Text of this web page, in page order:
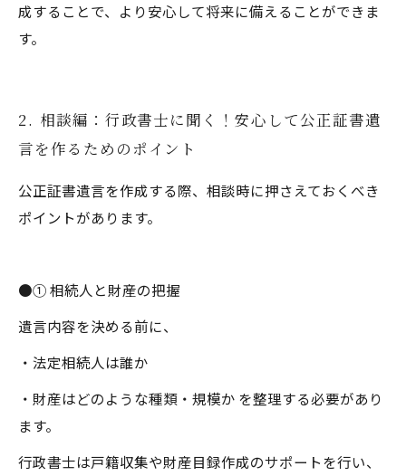
成することで、より安心して将来に備えることができま
す。
2. 相談編：行政書士に聞く！安心して公正証書遺
言を作るためのポイント
公正証書遺言を作成する際、相談時に押さえておくべき
ポイントがあります。
●① 相続人と財産の把握
遺言内容を決める前に、
・法定相続人は誰か
・財産はどのような種類・規模か を整理する必要があり
ます。
行政書士は戸籍収集や財産目録作成のサポートを行い、